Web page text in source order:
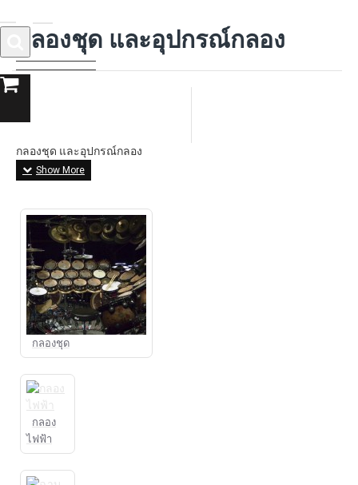
0 รายการ - 0.00฿
กลองชุด และอุปกรณ์กลอง
กลองชุด และอุปกรณ์กลอง
กลองชุด
กลอง
ไฟฟ้า